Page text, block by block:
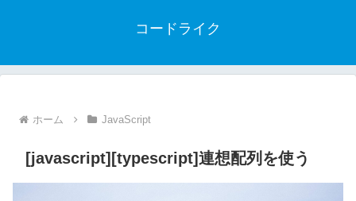
コードライク
ホーム JavaScript
[javascript][typescript]連想配列を使う